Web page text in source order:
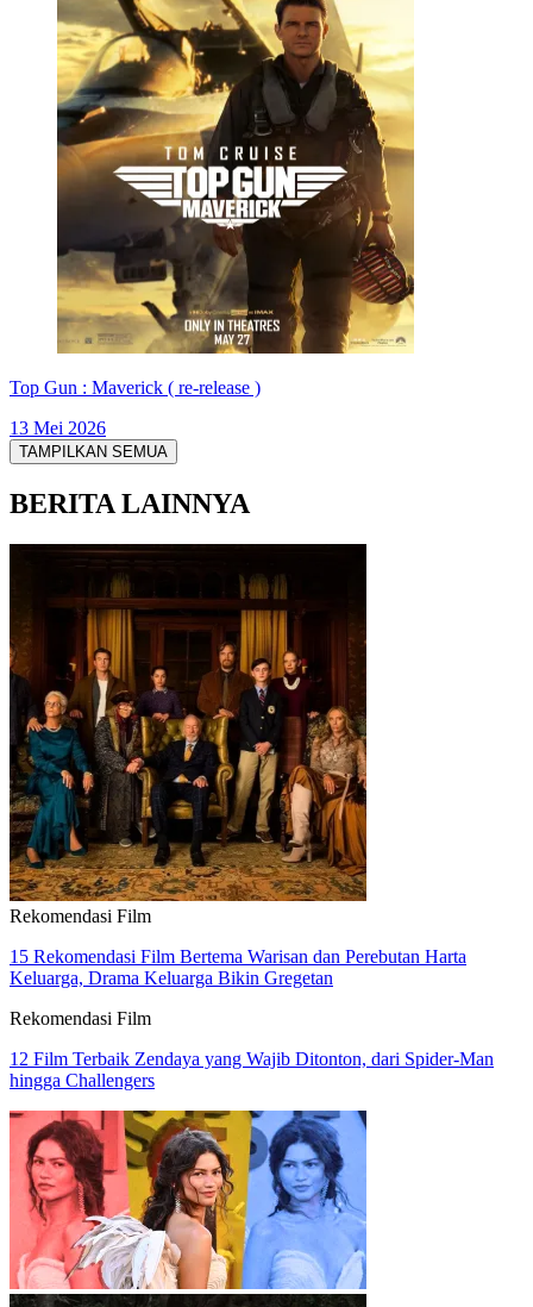
Top Gun : Maverick ( re-release )
13 Mei 2026
TAMPILKAN SEMUA
BERITA LAINNYA
Rekomendasi Film
15 Rekomendasi Film Bertema Warisan dan Perebutan Harta
Keluarga, Drama Keluarga Bikin Gregetan
Rekomendasi Film
12 Film Terbaik Zendaya yang Wajib Ditonton, dari Spider-Man
hingga Challengers